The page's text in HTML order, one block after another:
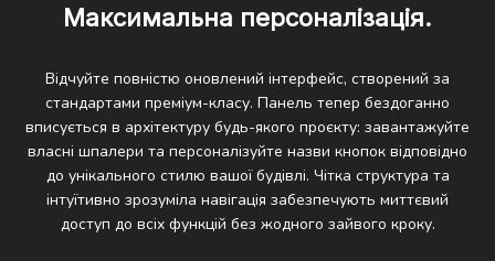
Максимальна персоналізація.
Відчуйте повністю оновлений інтерфейс, створений за
стандартами преміум-класу. Панель тепер бездоганно
вписується в архітектуру будь-якого проєкту: завантажуйте
власні шпалери та персоналізуйте назви кнопок відповідно
до унікального стилю вашої будівлі. Чітка структура та
інтуїтивно зрозуміла навігація забезпечують миттєвий
доступ до всіх функцій без жодного зайвого кроку.